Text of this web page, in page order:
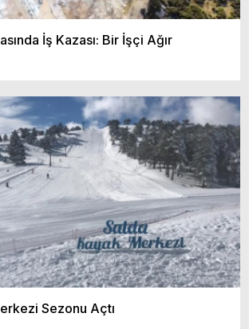
İş Kazası: Bir İşçi Ağır
Sezonu Açtı